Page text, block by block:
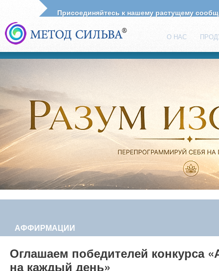
О НАС
Присоединяйтесь к нашему растущему
АФФИРМАЦИИ
Оглашаем победителей конкурса
на каждый день»